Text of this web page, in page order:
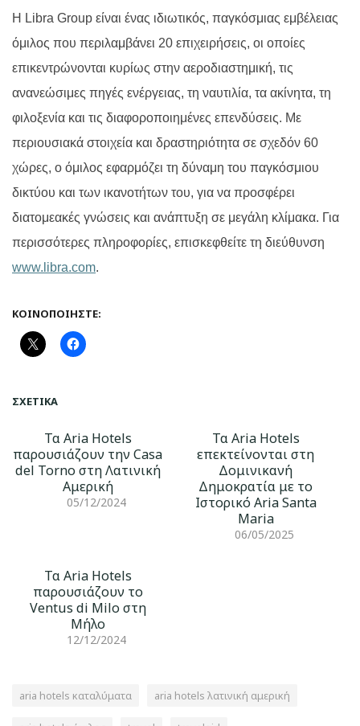
Η Libra Group είναι ένας ιδιωτικός, παγκόσμιας εμβέλειας
όμιλος που περιλαμβάνει 20 επιχειρήσεις, οι οποίες
επικεντρώνονται κυρίως στην αεροδιαστημική, τις
ανανεώσιμες πηγές ενέργειας, τη ναυτιλία, τα ακίνητα, τη
φιλοξενία και τις διαφοροποιημένες επενδύσεις. Με
περιουσιακά στοιχεία και δραστηριότητα σε σχεδόν 60
χώρες, ο όμιλος εφαρμόζει τη δύναμη του παγκόσμιου
δικτύου και των ικανοτήτων του, για να προσφέρει
διατομεακές γνώσεις και ανάπτυξη σε μεγάλη κλίμακα. Για
περισσότερες πληροφορίες, επισκεφθείτε τη διεύθυνση
www.libra.com.
ΚΟΙΝΟΠΟΙΉΣΤΕ:
ΣΧΕΤΙΚΆ
Τα Aria Hotels
παρουσιάζουν την Casa
del Torno στη Λατινική
Αμερική
05/12/2024
Τα Aria Hotels
επεκτείνονται στη
Δομινικανή
Δημοκρατία με το
Ιστορικό Aria Santa
Maria
06/05/2025
Τα Aria Hotels
παρουσιάζουν το
Ventus di Milo στη
Μήλο
12/12/2024
aria hotels καταλύματα aria hotels λατινική αμερική